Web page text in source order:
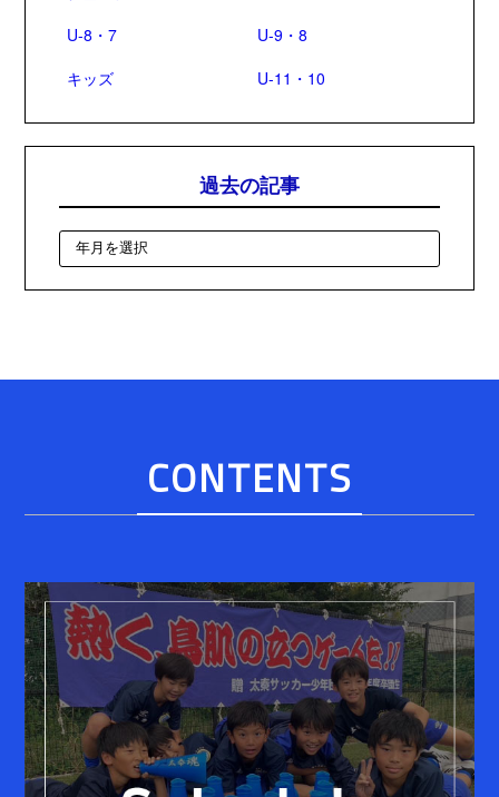
U-8・7
U-9・8
キッズ
U-11・10
過去の記事
CONTENTS